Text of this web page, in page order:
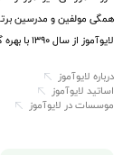
همگی مولفین و مدرسین
لایوآموز از سال ۱۳۹۰ با بهره گیری از اساتید به نام موسسات برتر کشور که همگی ...
درباره لایوآموز
اساتید لایوآموز
موسسات در لایوآموز